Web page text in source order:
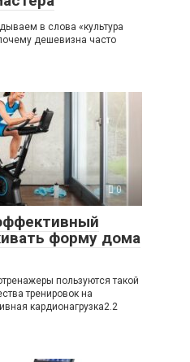
в слова «культура
дешевизна часто
0
форму дома
пользуются такой
тренировок на
кардионагрузка2.2